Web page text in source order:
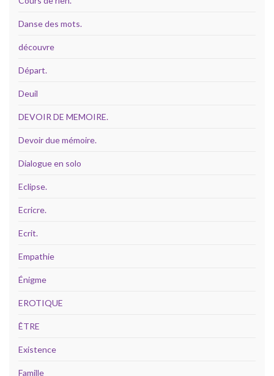
Danse des mots.
découvre
Départ.
Deuil
DEVOIR DE MEMOIRE.
Devoir due mémoire.
Dialogue en solo
Eclipse.
Ecricre.
Ecrit.
Empathie
Énigme
EROTIQUE
ÊTRE
Existence
Famille